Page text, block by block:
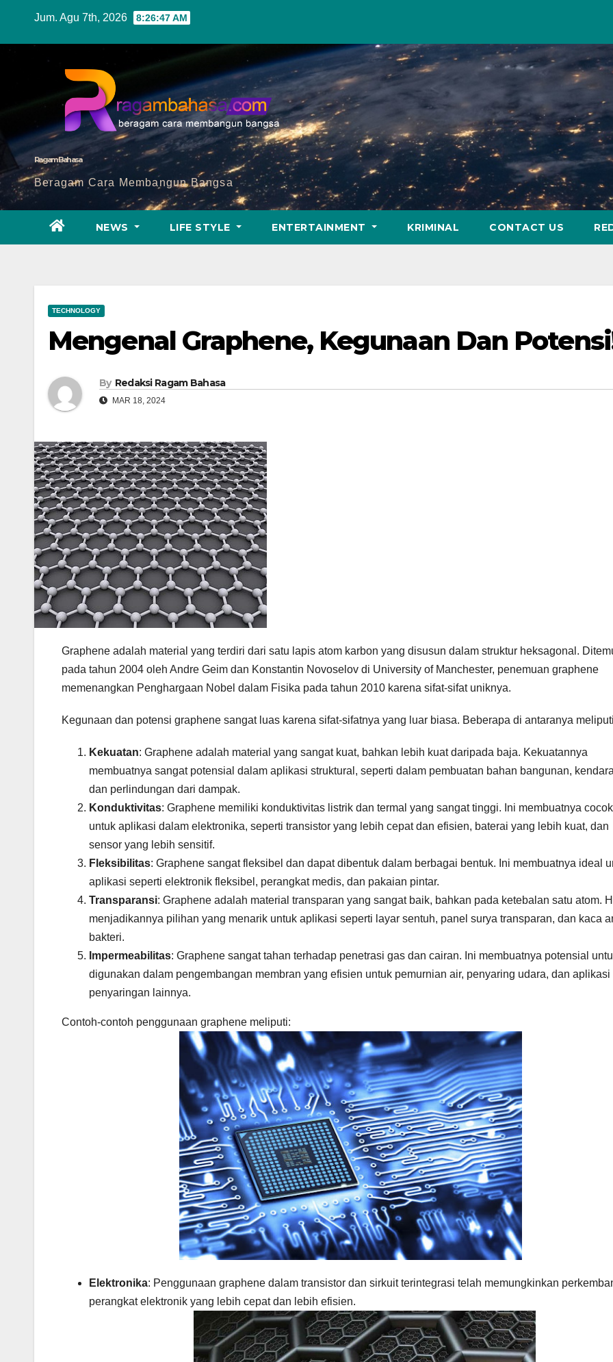
Jum. Agu 7th, 2026 8:26:49 AM
Ragam Bahasa
Beragam Cara Membangun Bangsa
NEWS LIFE STYLE ENTERTAINMENT KRIMINAL CONTACT US
TECHNOLOGY
Mengenal Graphene, Kegunaan Dan
By Redaksi Ragam Bahasa
MAR 18, 2024
Graphene adalah material yang terdiri dari satu lapis atom karbon yang disusun dalam struktur heksagonal.
pada tahun 2004 oleh Andre Geim dan Konstantin Novoselov di University of Manchester, penemuan graphene
memenangkan Penghargaan Nobel dalam Fisika pada tahun 2010 karena sifat-sifat uniknya.
Kegunaan dan potensi graphene sangat luas karena sifat-sifatnya yang luar biasa. Beberapa di antaranya
Kekuatan: Graphene adalah material yang sangat kuat, bahkan lebih kuat daripada baja. Kekuatannya
membuatnya sangat potensial dalam aplikasi struktural, seperti dalam pembuatan bahan bangunan,
dan perlindungan dari dampak.
Konduktivitas: Graphene memiliki konduktivitas listrik dan termal yang sangat tinggi. Ini membuatnya cocok
untuk aplikasi dalam elektronika, seperti transistor yang lebih cepat dan efisien, baterai yang lebih kuat, dan
sensor yang lebih sensitif.
Fleksibilitas: Graphene sangat fleksibel dan dapat dibentuk dalam berbagai bentuk. Ini membuatnya ideal
aplikasi seperti elektronik fleksibel, perangkat medis, dan pakaian pintar.
Transparansi: Graphene adalah material transparan yang sangat baik, bahkan pada ketebalan satu atom.
menjadikannya pilihan yang menarik untuk aplikasi seperti layar sentuh, panel surya transparan, dan kaca
bakteri.
Impermeabilitas: Graphene sangat tahan terhadap penetrasi gas dan cairan. Ini membuatnya potensial
digunakan dalam pengembangan membran yang efisien untuk pemurnian air, penyaring udara, dan aplikasi
penyaringan lainnya.
Contoh-contoh penggunaan graphene meliputi:
Elektronika: Penggunaan graphene dalam transistor dan sirkuit terintegrasi telah memungkinkan
perangkat elektronik yang lebih cepat dan lebih efisien.